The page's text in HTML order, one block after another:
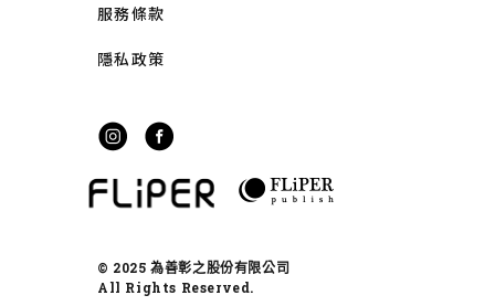
服務條款
隱私政策
© 2025 為善彰之股份有限公司
All Rights Reserved.